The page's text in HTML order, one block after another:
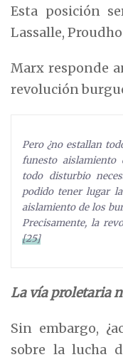
Esta posición
Lassalle,
Marx responde
revolución
Pero ¿no estallan
funesto aislamiento
todo disturbio
podido tener lugar
aislamiento de los
Precisamente, la
[25]
La vía proletaria
Sin embargo,
sobre la lucha